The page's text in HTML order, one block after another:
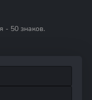
- 50 знаков.